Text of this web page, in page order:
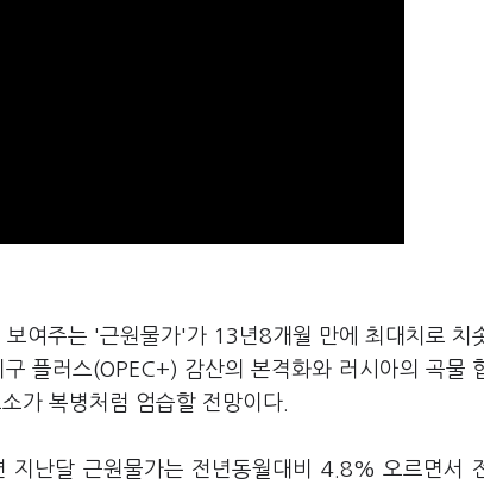
여주는 '근원물가'가 13년8개월 만에 최대치로 치
플러스(OPEC+) 감산의 본격화와 러시아의 곡물
가 복병처럼 엄습할 전망이다.
난달 근원물가는 전년동월대비 4.8% 오르면서